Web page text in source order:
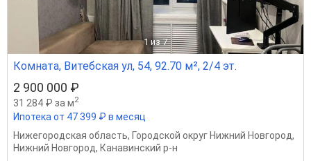
1 из 7
Комната, Витебская ул, 54, 92.70 м², 2/4 эт.
2 900 000 ₽
31 284 ₽ за м2
Ипотека от 47 399 ₽ в месяц
Нижегородская область, Городской округ Нижний Новгород,
Нижний Новгород, Канавинский р-н